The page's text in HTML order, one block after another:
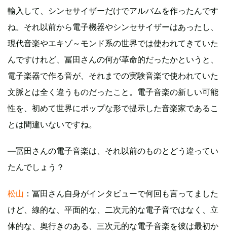
輸入して、シンセサイザーだけでアルバムを作ったんです
ね。それ以前から電子機器やシンセサイザーはあったし、
現代音楽やエキゾ～モンド系の世界では使われてきていた
んですけれど、冨田さんの何が革命的だったかというと、
電子楽器で作る音が、それまでの実験音楽で使われていた
文脈とは全く違うものだったこと。電子音楽の新しい可能
性を、初めて世界にポップな形で提示した音楽家であるこ
とは間違いないですね。
―冨田さんの電子音楽は、それ以前のものとどう違ってい
たんでしょう？
松山 ：冨田さん自身がインタビューで何回も言ってました
けど、線的な、平面的な、二次元的な電子音ではなく、立
体的な、奥行きのある、三次元的な電子音楽を彼は最初か